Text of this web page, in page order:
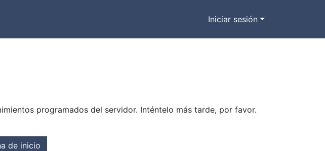
Iniciar sesión
programados del servidor. Inténtelo más tarde, por favor.
de inicio